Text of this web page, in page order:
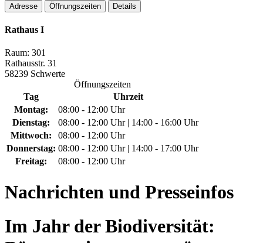
Adresse Öffnungszeiten Details
Rathaus I
Raum: 301
Rathausstr. 31
58239 Schwerte
Öffnungszeiten
Tag
Uhrzeit
Montag:
08:00 - 12:00 Uhr
Dienstag:
08:00 - 12:00 Uhr | 14:00 - 16:00 Uhr
Mittwoch:
08:00 - 12:00 Uhr
Donnerstag: 08:00 - 12:00 Uhr | 14:00 - 17:00 Uhr
Freitag:
08:00 - 12:00 Uhr
Nachrichten und Presseinfos
Im Jahr der Biodiversität: